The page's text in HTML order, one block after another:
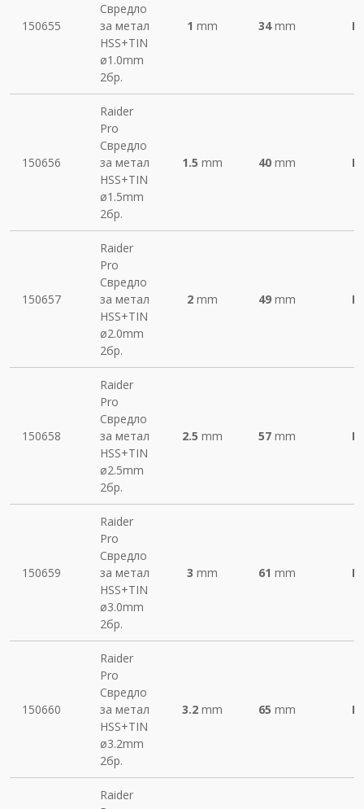
150655
Свредло
за метал
HSS+TIN
ø1.0mm
2бр.
1 mm 34mm
150656
Raider
Pro
Свредло
за метал
HSS+TIN
ø1.5mm
2бр.
1.5 mm 40 mm
150657
Raider
Pro
Свредло
за метал
HSS+TIN
ø2.0mm
2бр.
2mm 49 mm
150658
Raider
Pro
Свредло
за метал
HSS+TIN
ø2.5mm
2бр.
2.5 mm 57 mm
150659
Raider
Pro
Свредло
за метал
HSS+TIN
ø3.0mm
2бр.
3 mm 61 mm
150660
Raider
Pro
Свредло
за метал
HSS+TIN
ø3.2mm
2бр.
3.2mm 65 mm
Raider